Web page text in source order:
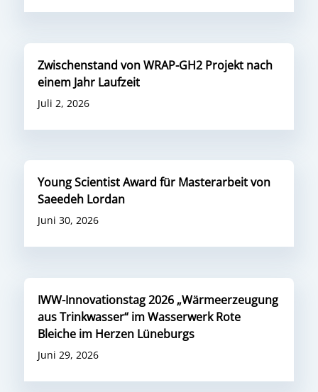
Zwischenstand von WRAP-GH2 Projekt nach
einem Jahr Laufzeit
Juli 2, 2026
Young Scientist Award für Masterarbeit von
Saeedeh Lordan
Juni 30, 2026
IWW-Innovationstag 2026 „Wärmeerzeugung
aus Trinkwasser“ im Wasserwerk Rote
Bleiche im Herzen Lüneburgs
Juni 29, 2026